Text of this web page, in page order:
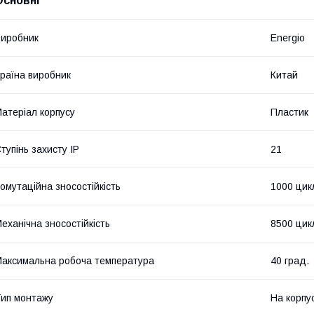
Energio
виробник Китай
корпусу Пластик
захисту IP 21
зносостійкість 1000
зносостійкість 8500
робоча температура 40 град.
монтажу На